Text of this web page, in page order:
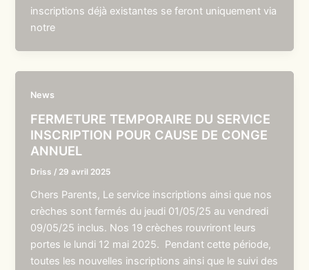
inscriptions déjà existantes se feront uniquement via
notre
News
FERMETURE TEMPORAIRE DU SERVICE
INSCRIPTION POUR CAUSE DE CONGE
ANNUEL
Driss / 29 avril 2025
Chers Parents, Le service inscriptions ainsi que nos
crèches sont fermés du jeudi 01/05/25 au vendredi
09/05/25 inclus. Nos 19 crèches rouvriront leurs
portes le lundi 12 mai 2025. Pendant cette période,
toutes les nouvelles inscriptions ainsi que le suivi des